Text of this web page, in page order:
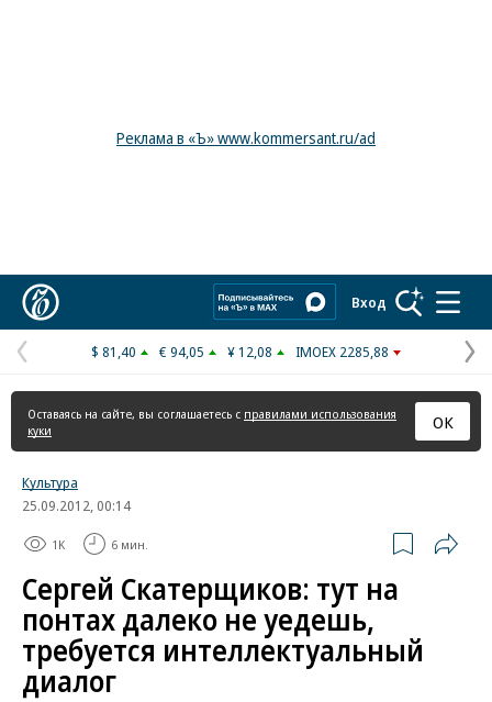
Реклама в «Ъ» www.kommersant.ru/ad
Вход
Предыдущая
страница
$ 81,40 € 94,05 ¥ 12,08 IMOEX 2285,88
Оставаясь на сайте, вы соглашаетесь с правилами использования
куки
ОК
Культура
25.09.2012, 00:14
1K 6 мин.
Сергей Скатерщиков: тут на
понтах далеко не уедешь,
требуется интеллектуальный
диалог